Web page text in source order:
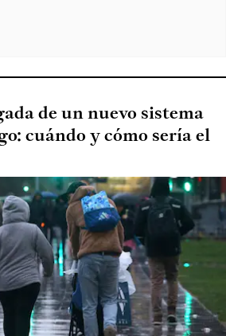
de un nuevo sistema
cuándo y cómo sería el